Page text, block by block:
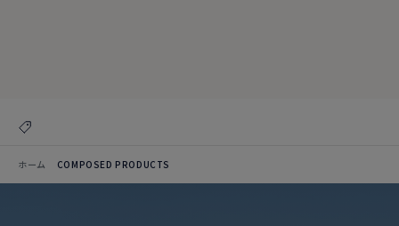
ホーム COMPOSED PRODUCTS